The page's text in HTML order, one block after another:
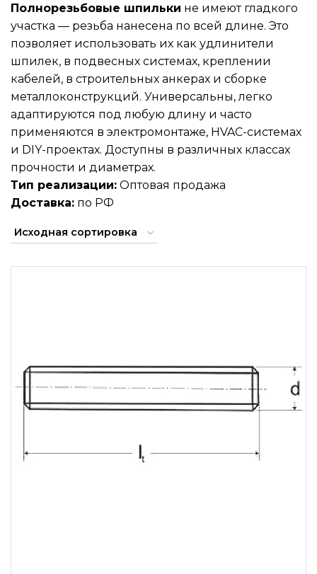
Полнорезьбовые шпильки не имеют гладкого
участка — резьба нанесена по всей длине. Это
позволяет использовать их как удлинители
шпилек, в подвесных системах, креплении
кабелей, в строительных анкерах и сборке
металлоконструкций. Универсальны, легко
адаптируются под любую длину и часто
применяются в электромонтаже, HVAC-системах
и DIY-проектах. Доступны в различных классах
прочности и диаметрах.
Тип реализации: Оптовая продажа
Доставка: по РФ